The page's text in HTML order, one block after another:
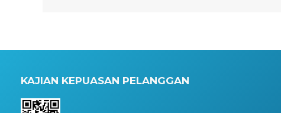
KAJIAN KEPUASAN PELANGGAN